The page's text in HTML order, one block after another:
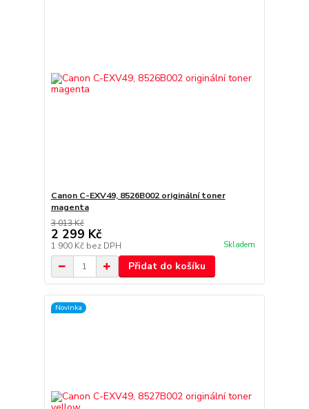
Canon C-EXV49, 8526B002 originální toner
magenta
3 013 Kč
2 299 Kč
1 900 Kč bez DPH Skladem
Přidat do košíku
Novinka